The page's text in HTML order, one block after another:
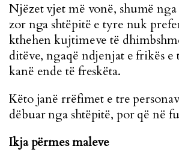
Njëzet vjet më vonë, shumë
zor nga shtëpitë e tyre nuk
kthehen kujtimeve të
ditëve, ngaqë ndjenjat e frikës
kanë ende të freskëta.
Këto janë rrëfimet e tre
dëbuar nga shtëpitë, por që në
Ikja përmes maleve